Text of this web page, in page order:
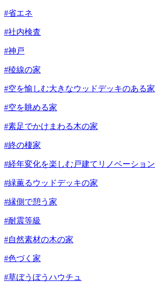
#省エネ
#社内検査
#神戸
#稜線の家
#空を愉しむ大きなウッドデッキのある家
#空を眺める家
#素足でかけまわる木の家
#終の棲家
#経年変化を楽しむ戸建てリノベーション
#緑薫るウッドデッキの家
#縁側で憩う家
#耐震等級
#自然素材の木の家
#色づく家
#草ぼうぼうハウチュ